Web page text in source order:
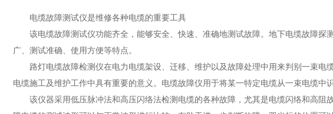
电缆故障测试仪是维修各种电缆的重要工具
该电缆故障测试仪功能齐全，能够安全、快速、准确地测试故障。地下电缆故障探
广、测试准确、使用方便等特点。
路灯电缆故障检测仪在电力电缆架设、迁移、维护以及故障处理中用来判别一束电
电缆施工及维护工作中具有重要的意义。电缆故障仪用于将某一特定电缆从一束电缆
该仪器采用低压脉冲法和高压闪络法检测电缆的各种故障，尤其是电缆闪络和高阻